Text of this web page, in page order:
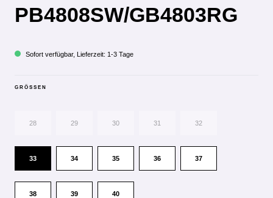
PB4808SW/GB4803RG
Sofort verfügbar, Lieferzeit: 1-3 Tage
GRÖSSEN
28 29 30 31 32
33 34 35 36 37
38 39 40